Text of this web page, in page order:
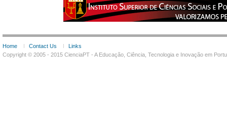
Home Contact Us
Links
Copyright © 2005 - 2015 CienciaPT - A Educação, Ciência, Tecnologia e Inovação em